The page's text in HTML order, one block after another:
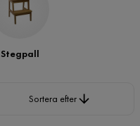
Stegpall
Sortera efter